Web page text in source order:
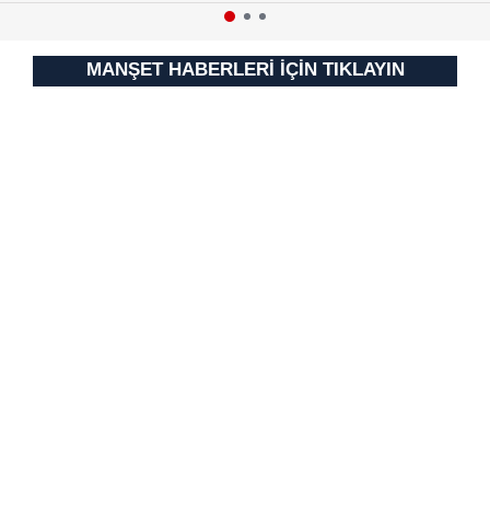
MANŞET HABERLERİ İÇİN TIKLAYIN